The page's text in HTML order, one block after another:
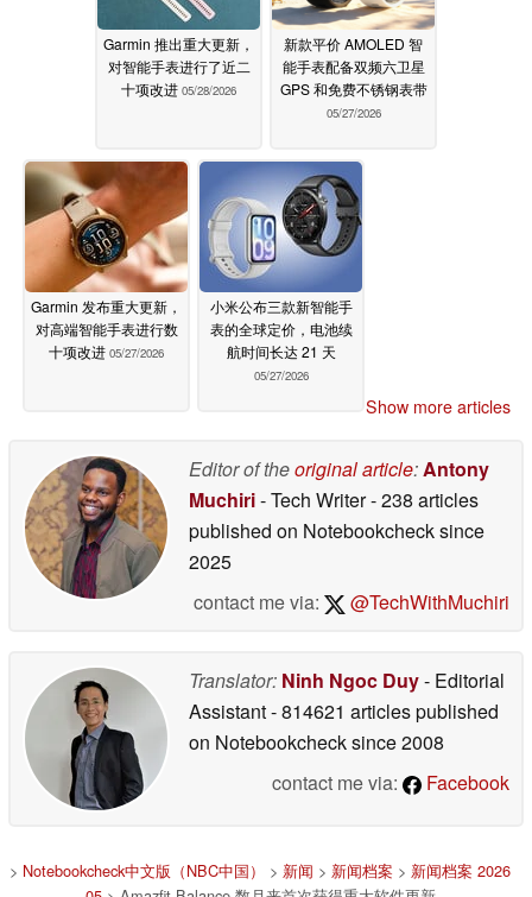
Garmin 推出重大更新，
对智能手表进行了近二
十项改进 05/28/2026
新款平价 AMOLED 智
能手表配备双频六卫星
GPS 和免费不锈钢表带
05/27/2026
Garmin 发布重大更新，
对高端智能手表进行数
十项改进 05/27/2026
小米公布三款新智能手
表的全球定价，电池续
航时间长达 21 天
05/27/2026
Show more articles
Editor of theoriginal article:Antony
Muchiri- Tech Writer- 238 articles
published on Notebookchecksince
2025
contact me via:
@TechWithMuchiri
Translator: Ninh Ngoc Duy- Editorial
Assistant- 814621 articles published
on Notebookchecksince 2008
contact me via:
Facebook
> Notebookcheck中文版（NBC中国） > 新闻 > 新闻档案 > 新闻档案 2026